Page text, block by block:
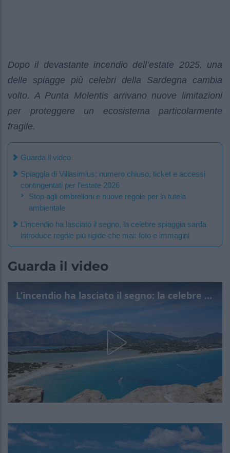
Dopo il devastante incendio dell’estate 2025, una
delle spiagge più celebri della Sardegna cambia
volto. A Punta Molentis arrivano nuove limitazioni
per proteggere un ecosistema particolarmente
fragile.
Guarda il video
Spiaggia di Villasimius: numero chiuso, ticket e accessi
contingentati per l’estate 2026
Stop agli ombrelloni e nuove regole per la tutela
ambientale
L’incendio ha lasciato il segno, la celebre spiaggia sarda
introduce regole più rigide che mai: foto e immagini
Guarda il video
L’incendio ha lasciato il segno: la celebre spiaggia sarda introduce regole più rigide che mai